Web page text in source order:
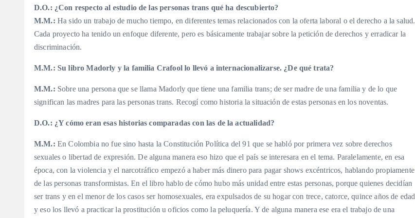
D.O.: ¿Con respecto al estudio de las personas trans qué ha descubierto?
M.M.: Ha sido un trabajo de mucho tiempo, en diferentes temas relacionados con la oferta laboral o el derecho a la salud.
Cada proyecto ha tenido un enfoque diferente, pero es básicamente trabajar sobre la petición de derechos y erradicar la
discriminación.
M.M.: Su libro Madorly y la familia Crafool lo llevó a internacionalizarse. ¿De qué trata?
M.M.: Sobre una persona que se llama Madorly que tiene una familia trans; de ser madre de una familia y de lo que
significan las madres para las personas trans. Recogí como historia la situación de estas personas en los noventas.
D.O.: ¿Y cómo eran esas historias comparadas con las de la actualidad?
M.M.: En Colombia no fue sino hasta la Constitución Política del 91 que se habló por primera vez sobre derechos
sexuales o libertad de expresión. De alguna manera eso hizo que el país se interesara en el tema. Paralelamente, en esa
época, con la violencia y el narcotráfico empezó a haber más dinero para pagar shows excéntricos, hablando propiamente
de las personas transformistas. En el libro hablo de cómo hubo más unidad entre estas personas, porque quienes decidían
ser trans y en el menor de los casos ser homosexuales, era expulsados de su hogar con trece, catorce, quince años de edad
y eso los llevó a practicar la prostitución u oficios como la peluquería. Y de alguna manera ese era el trabajo de una